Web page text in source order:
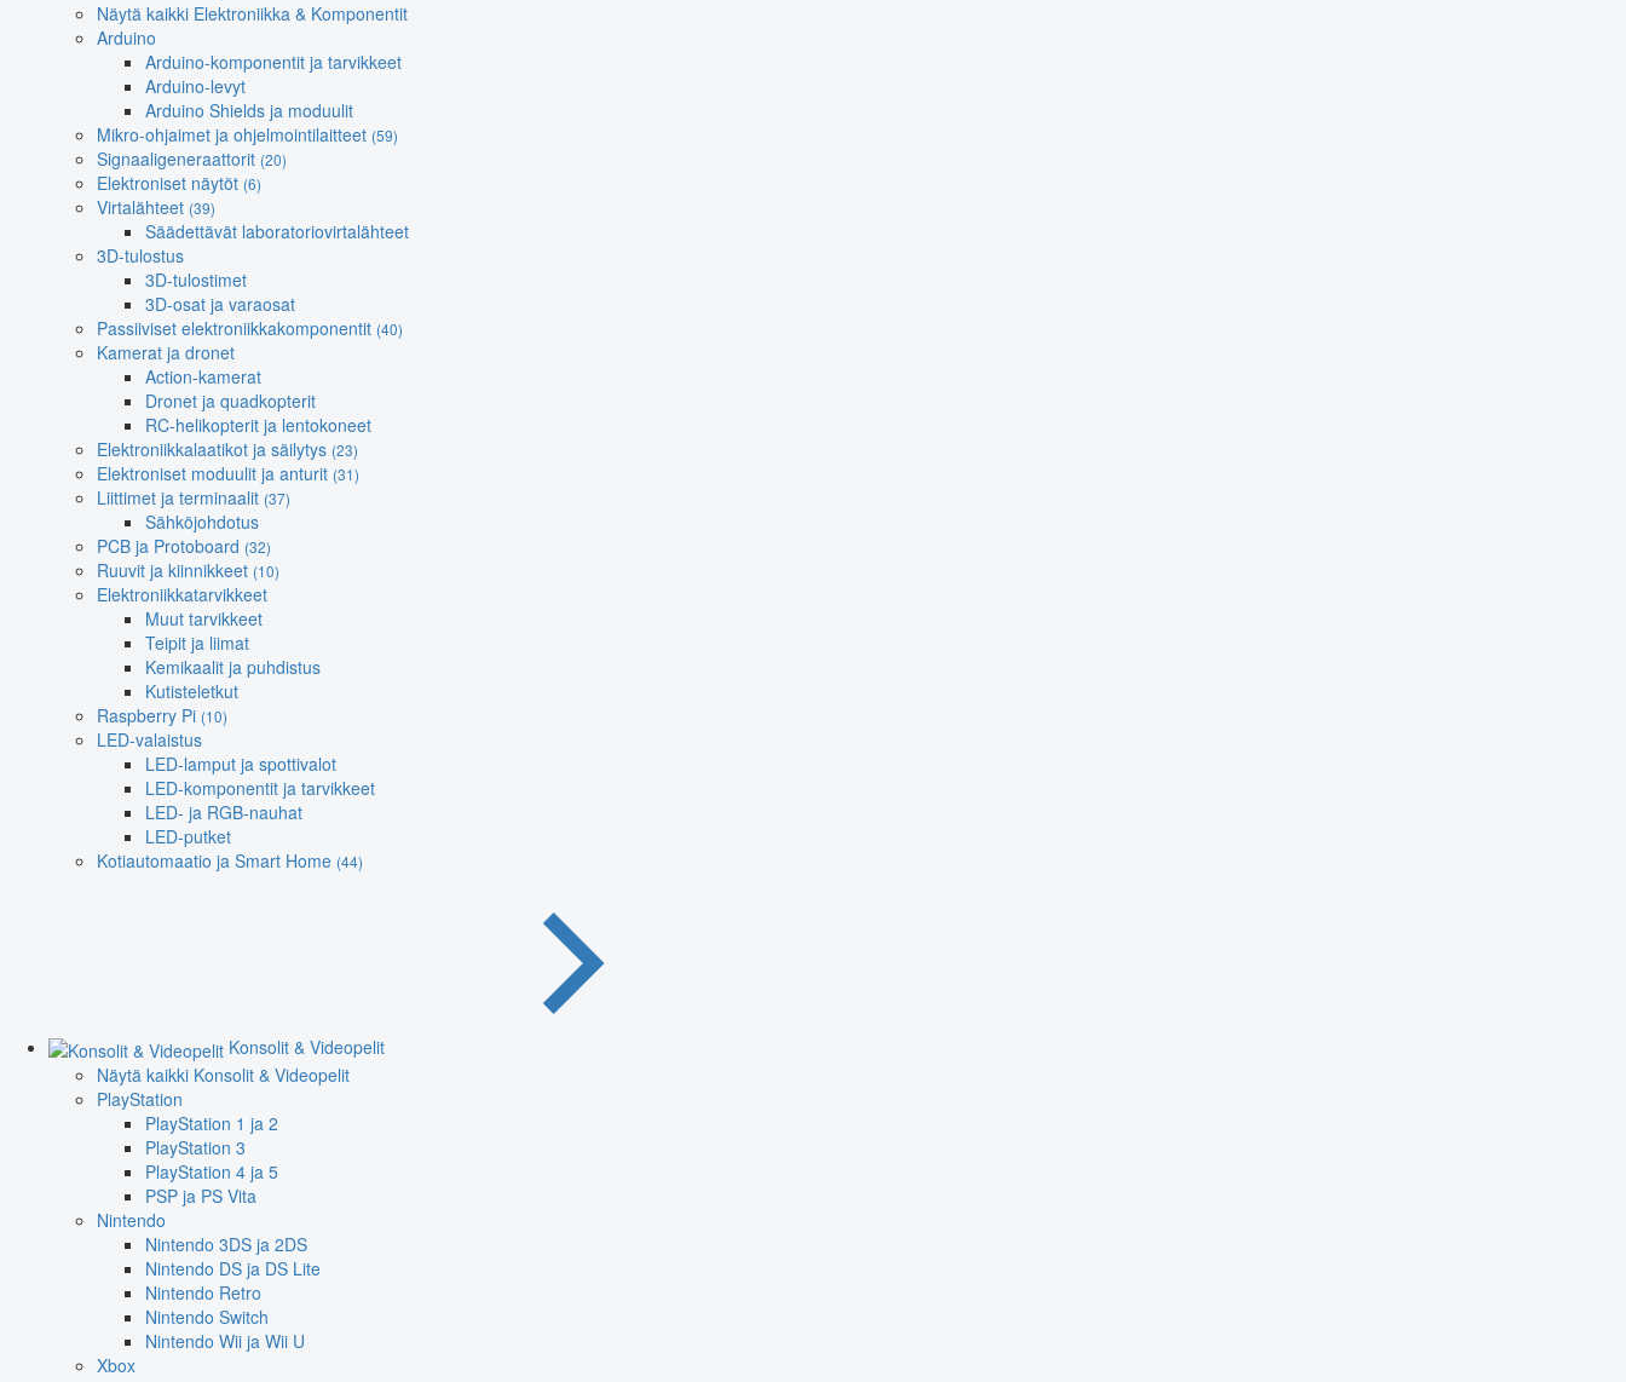
Näytä kaikki Elektroniikka & Komponentit
Arduino
Arduino-komponentit ja tarvikkeet
Arduino-levyt
Arduino Shields ja moduulit
Mikro-ohjaimet ja ohjelmointilaitteet (59)
Signaaligeneraattorit (20)
Elektroniset näytöt (6)
Virtalähteet (39)
Säädettävät laboratoriovirtalähteet
3D-tulostus
3D-tulostimet
3D-osat ja varaosat
Passiiviset elektroniikkakomponentit (40)
Kamerat ja dronet
Action-kamerat
Dronet ja quadkopterit
RC-helikopterit ja lentokoneet
Elektroniikkalaatikot ja säilytys (23)
Elektroniset moduulit ja anturit (31)
Liittimet ja terminaalit (37)
Sähköjohdotus
PCB ja Protoboard (32)
Ruuvit ja kiinnikkeet (10)
Elektroniikkatarvikkeet
Muut tarvikkeet
Teipit ja liimat
Kemikaalit ja puhdistus
Kutisteletkut
Raspberry Pi (10)
LED-valaistus
LED-lamput ja spottivalot
LED-komponentit ja tarvikkeet
LED- ja RGB-nauhat
LED-putket
Kotiautomaatio ja Smart Home (44)
Konsolit & Videopelit
Näytä kaikki Konsolit & Videopelit
PlayStation
PlayStation 1 ja 2
PlayStation 3
PlayStation 4 ja 5
PSP ja PS Vita
Nintendo
Nintendo 3DS ja 2DS
Nintendo DS ja DS Lite
Nintendo Retro
Nintendo Switch
Nintendo Wii ja Wii U
Xbox